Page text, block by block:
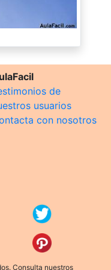
de
usuarios
con nosotros
Consulta nuestros